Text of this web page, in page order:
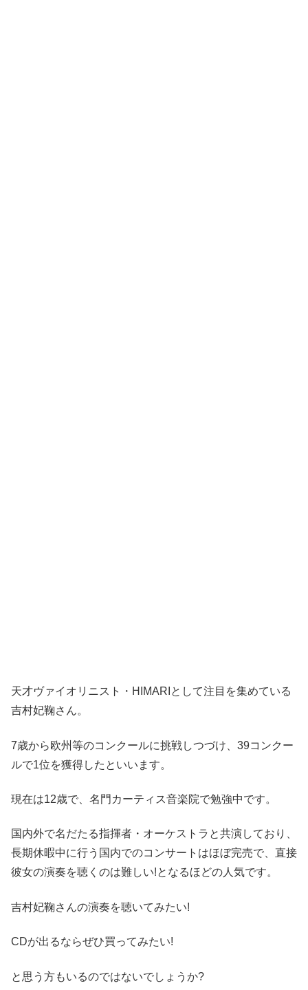
天才ヴァイオリニスト・HIMARI として注目を集めている
吉村妃鞠さん。
7歳から欧州等のコンクールに挑戦しつづけ、39コンクー
ルで1位を獲得したといいます。
現在は12歳で、 名門カーティス音楽院で勉強中です。
国内外で名だたる指揮者・オーケストラと共演しており、
長期休暇中に行う 国内でのコンサートはほぼ完売で、直接
彼女の演奏を聴くのは難しい!となるほどの人気です。
吉村妃鞠さんの演奏を聴いてみたい!
CDが出るならぜひ買ってみたい!
と思う方もいるのではないでしょうか?